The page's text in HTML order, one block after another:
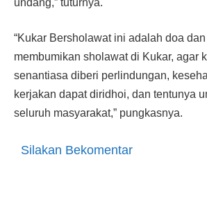
“Kukar Bersholawat ini adalah doa
membumikan sholawat di Kukar, agar
senantiasa diberi perlindungan,
kerjakan dapat diridhoi, dan tentunya
seluruh masyarakat,” pungkasnya.
Silakan Bekomentar